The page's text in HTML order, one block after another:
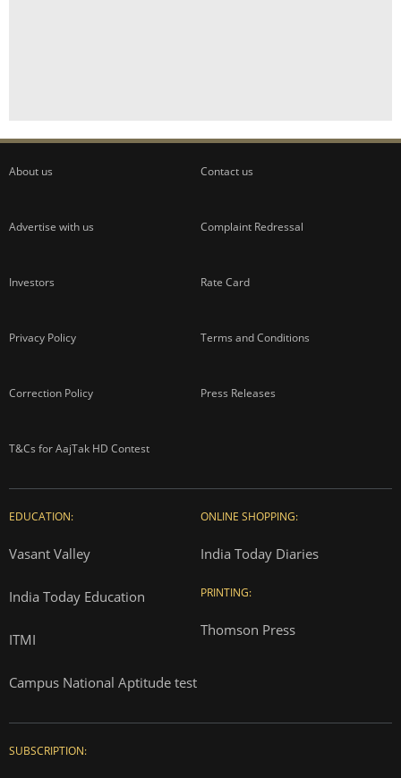
About us Contact us
Advertise with us Complaint Redressal
Investors Rate Card
Privacy Policy Terms and Conditions
Correction Policy Press Releases
T&Cs for AajTak HD Contest
EDUCATION:
Vasant Valley
India Today Education
ITMI
Campus National Aptitude test
ONLINE SHOPPING:
India Today Diaries
PRINTING:
Thomson Press
SUBSCRIPTION: